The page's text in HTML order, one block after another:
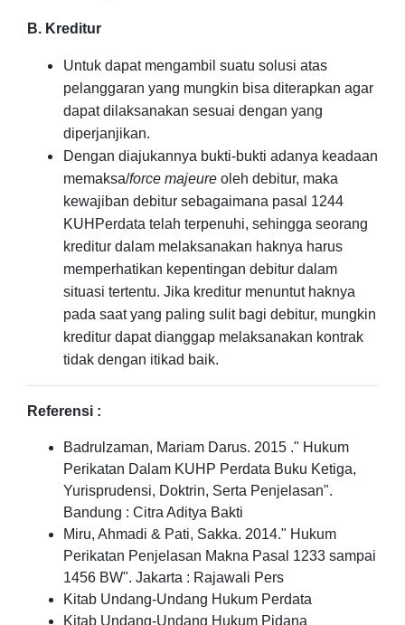
B. Kreditur
Untuk dapat mengambil suatu solusi atas
pelanggaran yang mungkin bisa diterapkan agar
dapat dilaksanakan sesuai dengan yang
diperjanjikan.
Dengan diajukannya bukti-bukti adanya keadaan
memaksa/force majeure oleh debitur, maka
kewajiban debitur sebagaimana pasal 1244
KUHPerdata telah terpenuhi, sehingga seorang
kreditur dalam melaksanakan haknya harus
memperhatikan kepentingan debitur dalam
situasi tertentu. Jika kreditur menuntut haknya
pada saat yang paling sulit bagi debitur, mungkin
kreditur dapat dianggap melaksanakan kontrak
tidak dengan itikad baik.
Referensi :
Badrulzaman, Mariam Darus. 2015 ." Hukum
Perikatan Dalam KUHP Perdata Buku Ketiga,
Yurisprudensi, Doktrin, Serta Penjelasan".
Bandung : Citra Aditya Bakti
Miru, Ahmadi & Pati, Sakka. 2014." Hukum
Perikatan Penjelasan Makna Pasal 1233 sampai
1456 BW". Jakarta : Rajawali Pers
Kitab Undang-Undang Hukum Perdata
Kitab Undang-Undang Hukum Pidana